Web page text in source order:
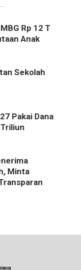
Rp 12 T
Anak
Sekolah
Pakai Dana
Minta